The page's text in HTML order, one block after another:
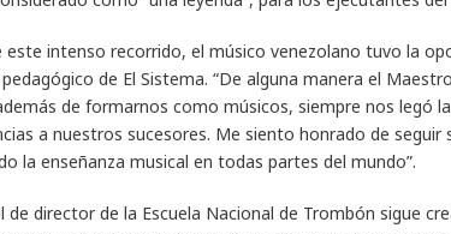
este intenso recorrido, el músico venezolano tuvo la
de El Sistema. “De alguna manera el
de formarnos como músicos, siempre nos legó
a nuestros sucesores. Me siento honrado de
la enseñanza musical en todas partes del mundo”.
de director de la Escuela Nacional de Trombón sigue